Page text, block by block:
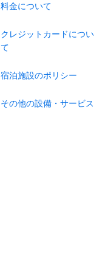
料金について
クレジットカードについ
て
宿泊施設のポリシー
その他の設備・サービス